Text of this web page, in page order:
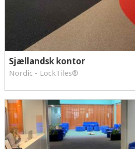
Sjællandsk kontor
Nordic - LockTiles®